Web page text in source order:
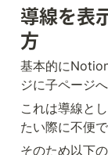
導線を表
方
基本的に
ジに子ページ
これは導線と
たい際に不便で
そのため以下